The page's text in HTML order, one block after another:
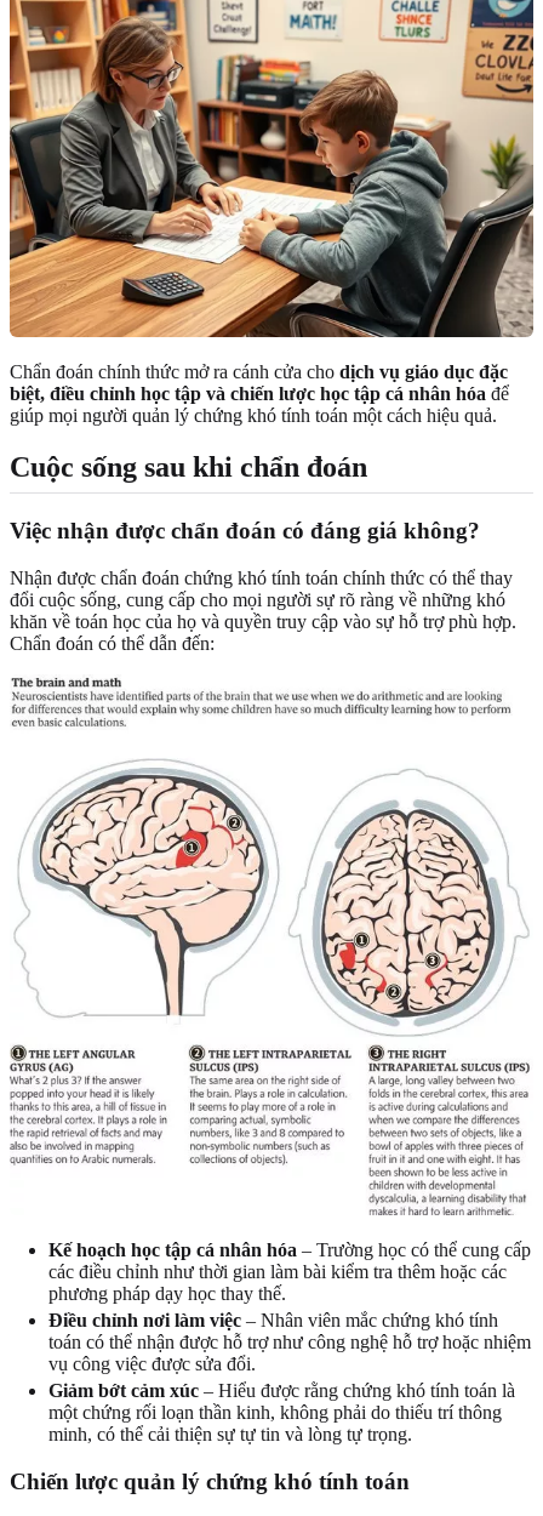
Chẩn đoán chính thức mở ra cánh cửa cho dịch vụ giáo dục đặc
biệt, điều chỉnh học tập và chiến lược học tập cá nhân hóa để
giúp mọi người quản lý chứng khó tính toán một cách hiệu quả.
Cuộc sống sau khi chẩn đoán
Việc nhận được chẩn đoán có đáng giá không?
Nhận được chẩn đoán chứng khó tính toán chính thức có thể thay
đổi cuộc sống, cung cấp cho mọi người sự rõ ràng về những khó
khăn về toán học của họ và quyền truy cập vào sự hỗ trợ phù hợp.
Chẩn đoán có thể dẫn đến:
Kế hoạch học tập cá nhân hóa – Trường học có thể cung cấp
các điều chỉnh như thời gian làm bài kiểm tra thêm hoặc các
phương pháp dạy học thay thế.
Điều chỉnh nơi làm việc – Nhân viên mắc chứng khó tính
toán có thể nhận được hỗ trợ như công nghệ hỗ trợ hoặc nhiệm
vụ công việc được sửa đổi.
Giảm bớt cảm xúc – Hiểu được rằng chứng khó tính toán là
một chứng rối loạn thần kinh, không phải do thiếu trí thông
minh, có thể cải thiện sự tự tin và lòng tự trọng.
Chiến lược quản lý chứng khó tính toán